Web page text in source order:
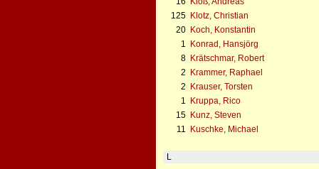
125 Klotz, Christian
20 Koch, Konstantin
1
Konrad, Hansjörg
8 Krätschmar, Robert
2
Krammer, Raphael
2
Krauser, Torsten
1
Kruppa, Rico
15 Kunz, Steven
11
Kuschke, Michael
L